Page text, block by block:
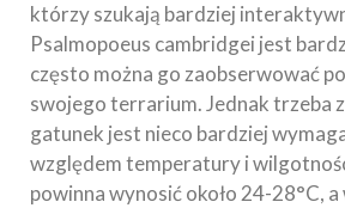
którzy szukają bardziej
Psalmopoeus cambridgei jest
często można go zaobserwować
swojego terrarium. Jednak trzeba
gatunek jest nieco bardziej
względem temperatury i
powinna wynosić około 24-28°C,